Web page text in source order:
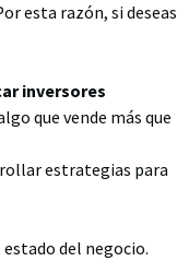
esta razón, si deseas
inversores
que vende más que
estrategias para
del negocio.